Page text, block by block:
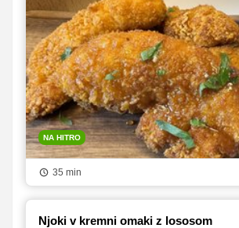
NA HITRO
35 min
Njoki v kremni omaki z lososom